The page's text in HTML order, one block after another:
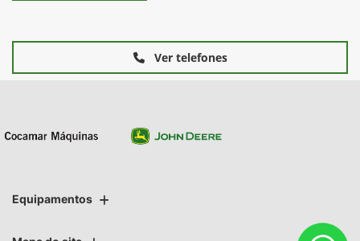
Ver telefones
Equipamentos